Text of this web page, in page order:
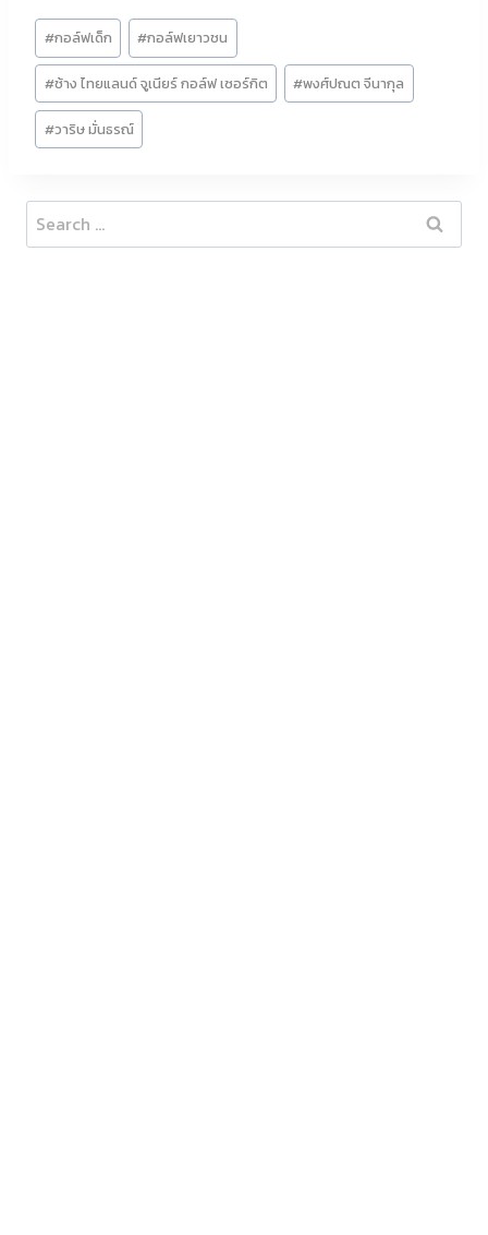
Post
Tags:
#กอล์ฟเด็ก #กอล์ฟเยาวชน
#ช้าง ไทยแลนด์ จูเนียร์ กอล์ฟ เซอร์กิต #พงศ์ปณต จีนากุล
#วาริษ มั่นธรณ์
Search
for: